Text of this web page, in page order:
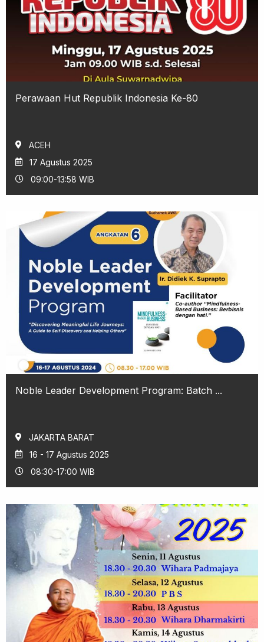
Perawaan Hut Republik Indonesia Ke-80
ACEH
17 Agustus 2025
09:00-13:58 WIB
Noble Leader Development Program: Batch ...
JAKARTA BARAT
16 - 17 Agustus 2025
08:30-17:00 WIB